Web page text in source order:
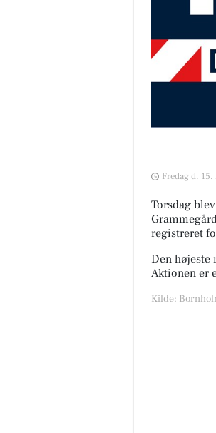
Fredag d.
Torsdag
registreret
Den højeste
Aktionen er
Kilde: